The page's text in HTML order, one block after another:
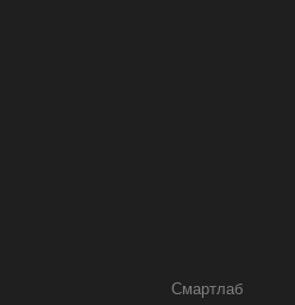
Смартлаб